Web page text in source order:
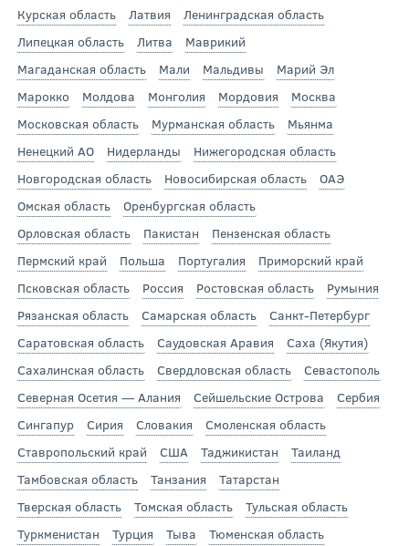
Курская область
Латвия
Ленинградская область
Липецкая область
Литва
Маврикий
Магаданская область
Мали Мальдивы
Марий Эл
Марокко
Молдова Монголия Мордовия
Москва
Московская область
Мурманская область
Мьянма
Ненецкий АО
Нидерланды
Нижегородская область
Новгородская область
Новосибирская область
ОАЭ
Омская область
Оренбургская область
Орловская область
Пакистан
Пензенская область
Пермский край
Польша Португалия
Приморский край
Псковская область
Россия Ростовская область
Румыния
Рязанская область
Самарская область
Санкт-Петербург
Саратовская область
Саудовская Аравия
Саха (Якутия)
Сахалинская область
Свердловская область
Севастополь
Северная Осетия — Алания
Сейшельские Острова
Сербия
Сингапур
Сирия Словакия
Смоленская область
Ставропольский край
США Таджикистан
Таиланд
Тамбовская область
Танзания
Татарстан
Тверская область
Томская область
Тульская область
Туркменистан
Турция Тыва
Тюменская область